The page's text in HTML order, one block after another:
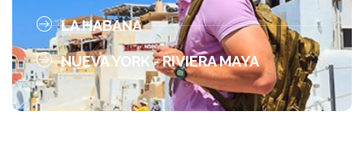
LA HABANA
NUEVA YORK - RIVIERA MAYA